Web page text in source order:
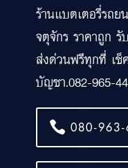
ร้านแบตเตอรี่รถย
จตุจักร ราคาถูก
ส่งด่วนฟรีทุกที่ เช็
บัญชา.082-965-
080-963-